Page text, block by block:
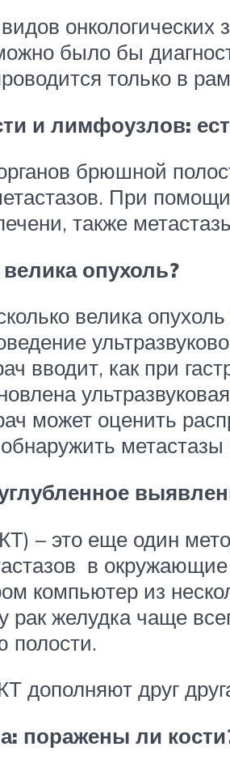
было бы
только в
и лимфоузлов:
брюшной
При
также
опухоль?
велика
вводит, как при
может оценить
– это еще один
в
компьютер из
рак желудка чаще
дополняют друг
поражены ли